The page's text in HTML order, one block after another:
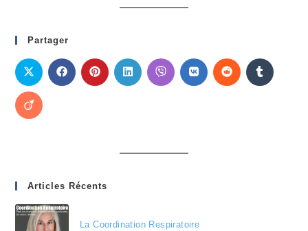
Partager
Articles Récents
La Coordination Respiratoire